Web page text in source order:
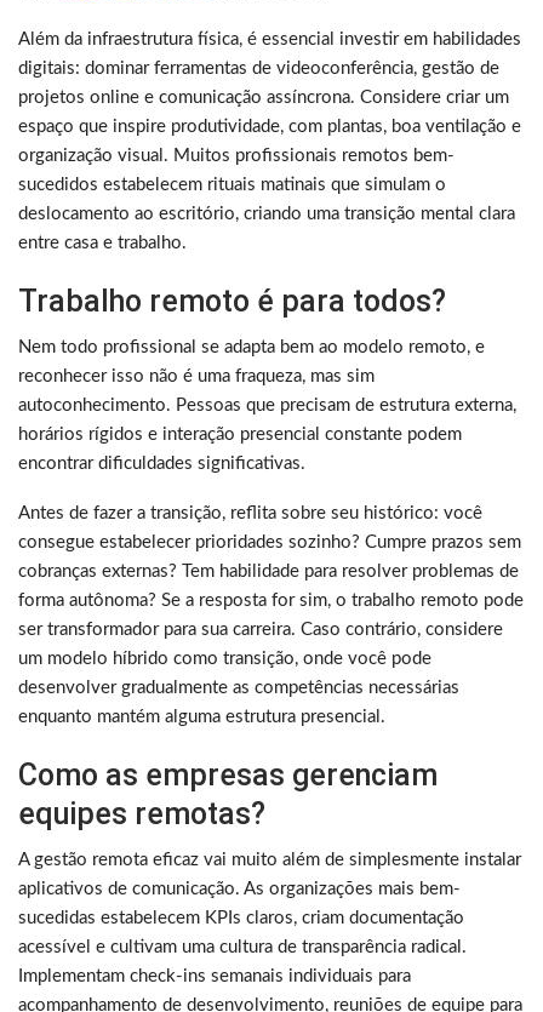
Além da infraestrutura física, é essencial investir em habilidades
digitais: dominar ferramentas de videoconferência, gestão de
projetos online e comunicação assíncrona. Considere criar um
espaço que inspire produtividade, com plantas, boa ventilação e
organização visual. Muitos profissionais remotos bem-
sucedidos estabelecem rituais matinais que simulam o
deslocamento ao escritório, criando uma transição mental clara
entre casa e trabalho.
Trabalho remoto é para todos?
Nem todo profissional se adapta bem ao modelo remoto, e
reconhecer isso não é uma fraqueza, mas sim
autoconhecimento. Pessoas que precisam de estrutura externa,
horários rígidos e interação presencial constante podem
encontrar dificuldades significativas.
Antes de fazer a transição, reflita sobre seu histórico: você
consegue estabelecer prioridades sozinho? Cumpre prazos sem
cobranças externas? Tem habilidade para resolver problemas de
forma autônoma? Se a resposta for sim, o trabalho remoto pode
ser transformador para sua carreira. Caso contrário, considere
um modelo híbrido como transição, onde você pode
desenvolver gradualmente as competências necessárias
enquanto mantém alguma estrutura presencial.
Como as empresas gerenciam
equipes remotas?
A gestão remota eficaz vai muito além de simplesmente instalar
aplicativos de comunicação. As organizações mais bem-
sucedidas estabelecem KPIs claros, criam documentação
acessível e cultivam uma cultura de transparência radical.
Implementam check-ins semanais individuais para
acompanhamento de desenvolvimento, reuniões de equipe para